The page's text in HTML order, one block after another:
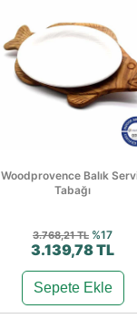
Woodprovence Balık
Tabağı
3.768,21 TL %17
3.139,78 TL
Sepete Ekle